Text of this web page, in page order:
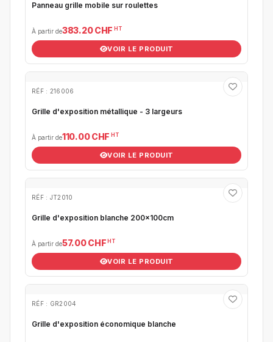
Panneau grille mobile sur roulettes
À partir de383.20 CHF HT
VOIR LE PRODUIT
RÉF : 216006
Grille d'exposition métallique - 3 largeurs
À partir de110.00 CHF HT
VOIR LE PRODUIT
RÉF : JT2010
Grille d'exposition blanche 200x100cm
À partir de57.00 CHF HT
VOIR LE PRODUIT
RÉF : GR2004
Grille d'exposition économique blanche